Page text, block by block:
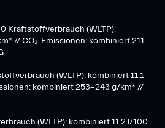
Kraftstoffverbrauch (WLTP):
// CO₂-Emissionen: kombiniert 211-
(WLTP): kombiniert 11,1-
kombiniert 253-243 g/km* //
(WLTP): kombiniert 11,2 l/100